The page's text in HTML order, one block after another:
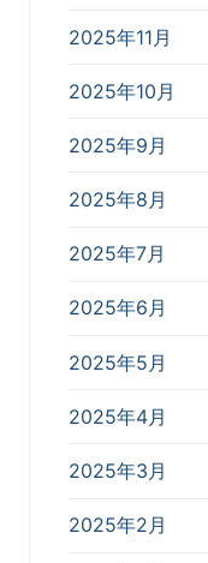
2025年11月
2025年10月
2025年9月
2025年8月
2025年7月
2025年6月
2025年5月
2025年4月
2025年3月
2025年2月